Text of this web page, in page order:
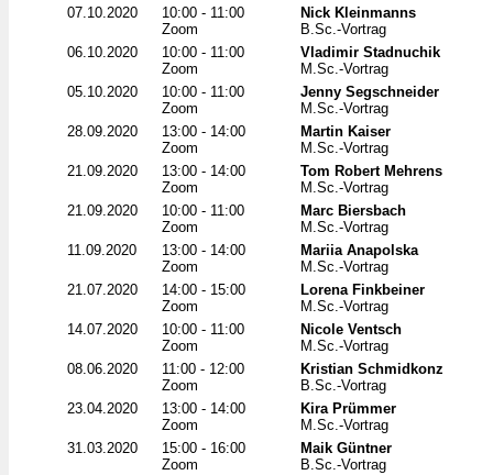
07.10.2020
10:00 - 11:00
Zoom
Nick Kleinmanns
B.Sc.-Vortrag
06.10.2020
10:00 - 11:00
Zoom
Vladimir Stadnuchik
M.Sc.-Vortrag
05.10.2020
10:00 - 11:00
Zoom
Jenny Segschneider
M.Sc.-Vortrag
28.09.2020
13:00 - 14:00
Zoom
Martin Kaiser
M.Sc.-Vortrag
21.09.2020
13:00 - 14:00
Zoom
Tom Robert Mehrens
M.Sc.-Vortrag
21.09.2020
10:00 - 11:00
Zoom
Marc Biersbach
M.Sc.-Vortrag
11.09.2020
13:00 - 14:00
Zoom
Mariia Anapolska
M.Sc.-Vortrag
21.07.2020
14:00 - 15:00
Zoom
Lorena Finkbeiner
M.Sc.-Vortrag
14.07.2020
10:00 - 11:00
Zoom
Nicole Ventsch
M.Sc.-Vortrag
08.06.2020
11:00 - 12:00
Zoom
Kristian Schmidkonz
B.Sc.-Vortrag
23.04.2020
13:00 - 14:00
Zoom
Kira Prümmer
M.Sc.-Vortrag
31.03.2020
15:00 - 16:00
Zoom
Maik Güntner
B.Sc.-Vortrag